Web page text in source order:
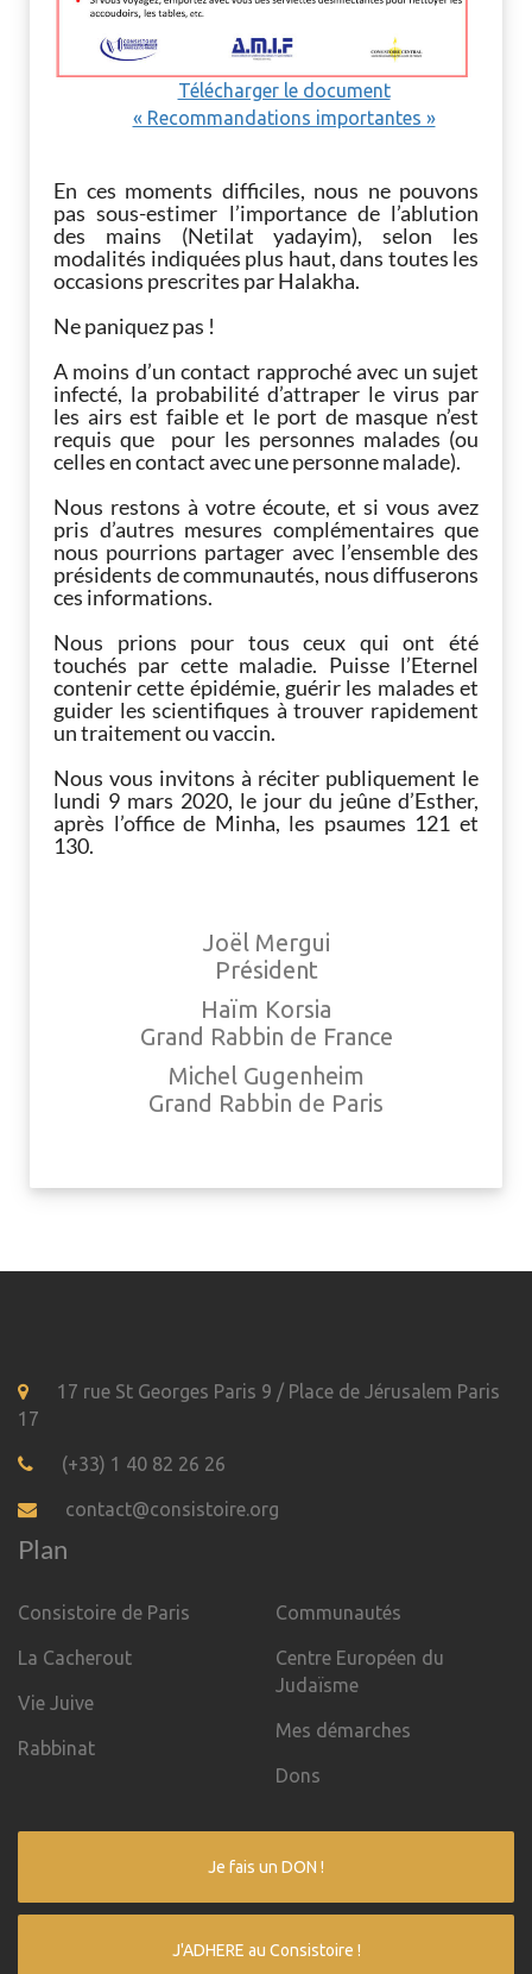
Télécharger le document
« Recommandations importantes »
En ces moments difficiles, nous ne pouvons
pas sous-estimer l’importance de l’ablution
des mains (Netilat yadayim), selon les
modalités indiquées plus haut, dans toutes les
occasions prescrites par Halakha.
Ne paniquez pas !
A moins d’un contact rapproché avec un sujet
infecté, la probabilité d’attraper le virus par
les airs est faible et le port de masque n’est
requis que pour les personnes malades (ou
celles en contact avec une personne malade).
Nous restons à votre écoute, et si vous avez
pris d’autres mesures complémentaires que
nous pourrions partager avec l’ensemble des
présidents de communautés, nous diffuserons
ces informations.
Nous prions pour tous ceux qui ont été
touchés par cette maladie. Puisse l’Eternel
contenir cette épidémie, guérir les malades et
guider les scientifiques à trouver rapidement
un traitement ou vaccin.
Nous vous invitons à réciter publiquement le
lundi 9 mars 2020, le jour du jeûne d’Esther,
après l’office de Minha, les psaumes 121 et
130.
Joël Mergui
Président
Haïm Korsia
Grand Rabbin de France
Michel Gugenheim
Grand Rabbin de Paris
17 rue St Georges Paris 9 / Place de Jérusalem Paris
17
(+33) 1 40 82 26 26
contact@consistoire.org
Plan
Consistoire de Paris
La Cacherout
Vie Juive
Rabbinat
Communautés
Centre Européen du
Judaïsme
Mes démarches
Dons
Je fais un DON !
J'ADHERE au Consistoire !